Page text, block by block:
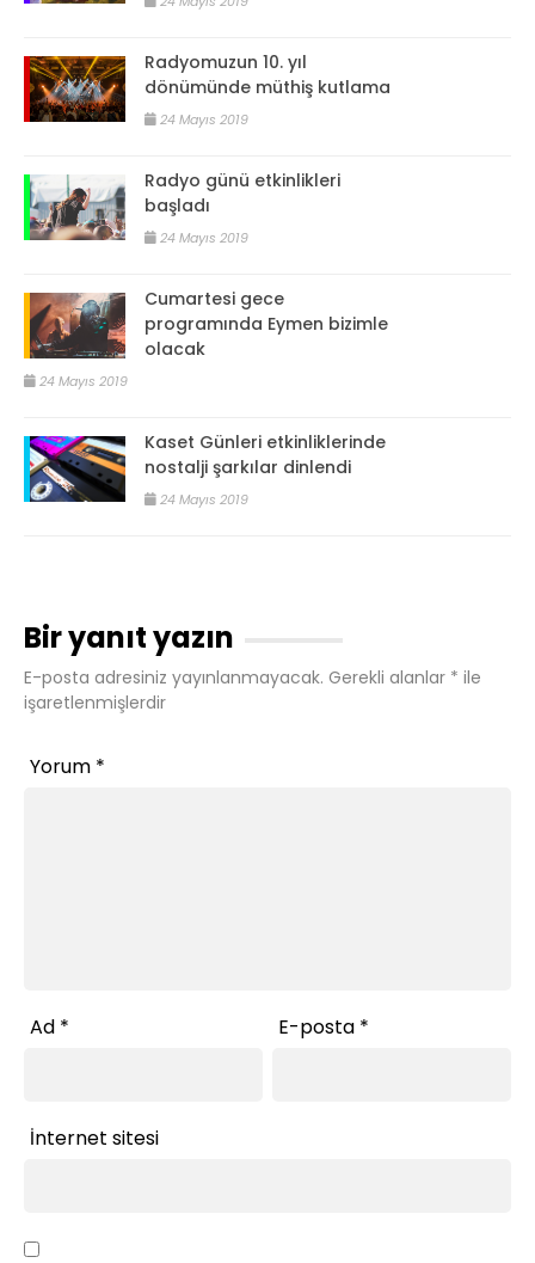
Radyomuzun 10. yıl
dönümünde müthiş kutlama
24 Mayıs 2019
Radyo günü etkinlikleri
başladı
24 Mayıs 2019
Cumartesi gece
programında Eymen bizimle
olacak
24 Mayıs 2019
Kaset Günleri etkinliklerinde
nostalji şarkılar dinlendi
24 Mayıs 2019
Bir yanıt yazın
E-posta adresiniz yayınlanmayacak. Gerekli alanlar * ile
işaretlenmişlerdir
Yorum *
Ad * E-posta *
İnternet sitesi